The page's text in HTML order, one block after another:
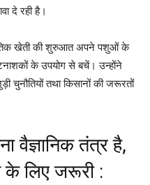
दे रही है।
खेती की शुरुआत अपने पशुओं के
के उपयोग से बचें। उन्होंने
तथा किसानों की जरूरतों
वैज्ञानिक तंत्र है,
लिए जरूरी :